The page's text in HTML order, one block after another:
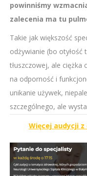
powinniśmy
zalecenia ma tu
Takie jak większość
odżywianie (bo otyłość
tłuszczowej, ale ciężka
na odporność i
unikanie używek,
szczególnego, ale
Więcej audycji